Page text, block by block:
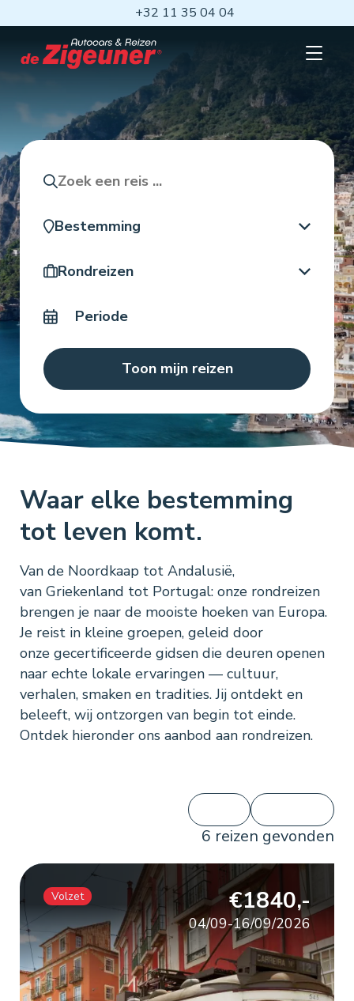
naar
hoofdinhoud
+32 11 35 04 04
Open
mobiel
menu
Zoeken
Bestemming
Reistype
Toon mijn reizen
Waar elke bestemming
tot leven komt.
Van de Noordkaap tot Andalusië,
van Griekenland tot Portugal: onze rondreizen
brengen je naar de mooiste hoeken van Europa.
Je reist in kleine groepen, geleid door
onze gecertificeerde gidsen die deuren openen
naar echte lokale ervaringen — cultuur,
verhalen, smaken en tradities. Jij ontdekt en
beleeft, wij ontzorgen van begin tot einde.
Ontdek hieronder ons aanbod aan rondreizen.
6 reizen gevonden
Volzet €1840,-
04/09-16/09/2026